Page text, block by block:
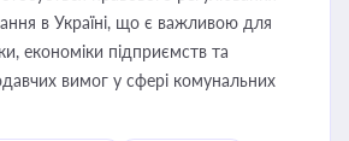
в Україні, що є важливою для
економіки підприємств та
вимог у сфері комунальних